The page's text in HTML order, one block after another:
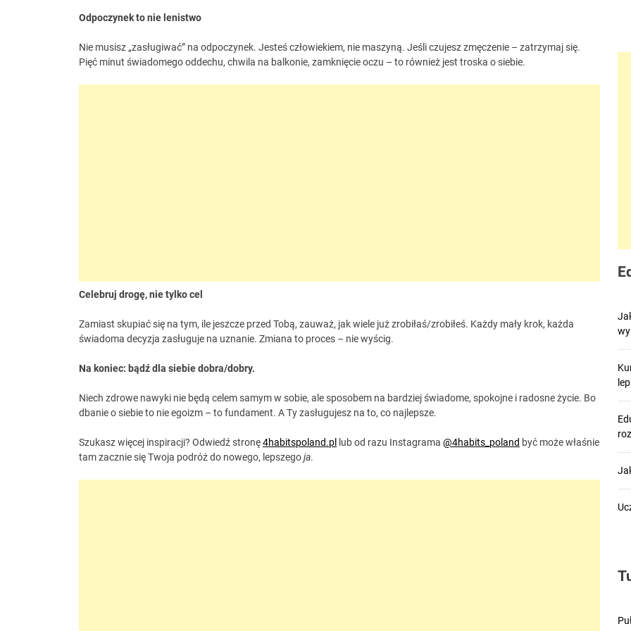
Odpoczynek to nie lenistwo
Nie musisz „zasługiwać” na odpoczynek. Jesteś człowiekiem, nie maszyną. Jeśli czujesz zmęczenie – zatrzymaj się.
Pięć minut świadomego oddechu, chwila na balkonie, zamknięcie oczu – to również jest troska o siebie.
Celebruj drogę, nie tylko cel
Zamiast skupiać się na tym, ile jeszcze przed Tobą, zauważ, jak wiele już zrobiłaś/zrobiłeś. Każdy mały krok, każda
świadoma decyzja zasługuje na uznanie. Zmiana to proces – nie wyścig.
Na koniec: bądź dla siebie dobra/dobry.
Niech zdrowe nawyki nie będą celem samym w sobie, ale sposobem na bardziej świadome, spokojne i radosne życie. Bo
dbanie o siebie to nie egoizm – to fundament. A Ty zasługujesz na to, co najlepsze.
Szukasz więcej inspiracji? Odwiedź stronę4habitspoland.pl lub od razu Instagrama @4habits_poland być może właśnie
tam zacznie się Twoja podróż do nowego, lepszegoja.